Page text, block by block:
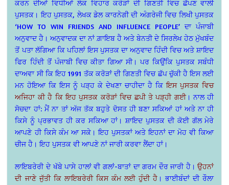
ਕਰਨ ਦੀਆਂ ਵਿਧੀਆਂ ਲੋਕ ਵਿਹਾਰ ਕਰੋੜਾਂ ਦੀ ਗਿਣਤੀ ਵਿਚ ਛੱਪਣ ਵਾਲੀ
ਪੁਸਤਕ। ਇਹ ਪੁਸਤਕ, ਲੇਖਕ ਡੇਲ ਕਾਰਨੇਗੀ ਦੀ ਅੰਗਰੇਜੀ ਵਿਚ ਲਿਖੀ ਪੁਸਤਕ
‘HOW TO WIN FRIENDS AND INFLUENCE PEOPLE’ ਦਾ ਪੰਜਾਬੀ
ਅਨੁਵਾਦ ਹੈ। ਅਨੁਵਾਦਕ ਦਾ ਨਾਂ ਗ਼ਾਇਬ ਹੈ ਅਤੇ ਬੇਨਤੀ ਦੇ ਸਿਰਲੇਖ ਹੇਠ ਮੁੱਖਬੰਦ
ਤੋਂ ਪਤਾ ਲੱਗਿਆ ਕਿ ਪਹਿਲਾਂ ਇਸ ਪੁਸਤਕ ਦਾ ਅਨੁਵਾਦ ਹਿੰਦੀ ਵਿਚ ਅਤੇ ਸ਼ਾਇਦ
ਫਿਰ ਹਿੰਦੀ ਤੋਂ ਪੰਜਾਬੀ ਵਿਚ ਕੀਤਾ ਗਿਆ ਸੀ। ਪਰ ਕਿਉਂਕਿ ਪੁਸਤਕ ਸਬੰਧੀ
ਦਾਅਵਾ ਸੀ ਕਿ ਇਹ 1991 ਤੱਕ ਕਰੋੜਾਂ ਦੀ ਗਿਣਤੀ ਵਿਚ ਛੱਪ ਚੁੱਕੀ ਹੈ ਇਸ ਲਈ
ਮਨ ਹੋਇਆ ਕਿ ਇਸ ਨੂੰ ਪੜ੍ਹ ਕੇ ਦੇਖਣਾ ਚਾਹੀਦਾ ਹੈ ਕਿਇਸ ਪੁਸਤਕ ਵਿਚ
ਅਜਿਹਾ ਕੀ ਹੈ ਕਿ ਇਹ ਪੁਸਤਕ ਕਰੋੜਾਂ ਵਿਚ ਛਪੀ ਤੇ ਪੜ੍ਹੀ ਗਈ। ਨਾਲ ਹੀ
ਸੋਚਦਾ ਹਾਂ: ਮੈਂ ਨਾ ਤਾਂ ਅੱਜ ਤੱਕ ਬਹੁਤੇ ਦੋਸਤ ਹੀ ਬਣਾ ਸਕਿਆਂ ਹਾਂ ਅਤੇ ਨਾ ਹੀ
ਕਿਸੇ ਨੂੰ ਪ੍ਰਭਾਵਤ ਹੀ ਕਰ ਸਕਿਆ ਹਾਂ। ਸ਼ਾਇਦ ਪੁਸਤਕ ਦੀ ਕੋਈ ਗੱਲ ਮੇਰੇ
ਆਪਣੇ ਹੀ ਕਿਸੇ ਕੰਮ ਆ ਸਕੇ। ਇਹ ਪੁਸਤਕਾਂ ਅਤੇ ਇਹਨਾਂ ਦਾ ਮੋਹ ਵੀ ਕਿਆ
ਚੀਜ ਹੈ। ਇਹ ਪੁਸਤਕ ਵੀ ਆਪਣੇ ਨਾਂ ਜਾਰੀ ਕਰਵਾ ਲੈਂਦਾ ਹਾਂ।
ਲਾਇਬਰੇਰੀ ਦੇ ਖੱਬੇ ਪਾਸੇ ਹਾਲਾਂ ਵੀ ਗਲਾਂ-ਬਾਤਾਂ ਦਾ ਗਰਮ ਦੌਰ ਜਾਰੀ ਹੈ।ਉਹਨਾਂ
ਦੀ ਜਾਣੇ ਜੁੱਤੀ ਕਿ ਲਾਇਬਰੇਰੀ ਕਿਸ ਕੰਮ ਲਈ ਹੁੰਦੀ ਹੈ । ਭਾਈਬੰਦਾਂ ਦੀ ਰੌਲਾ